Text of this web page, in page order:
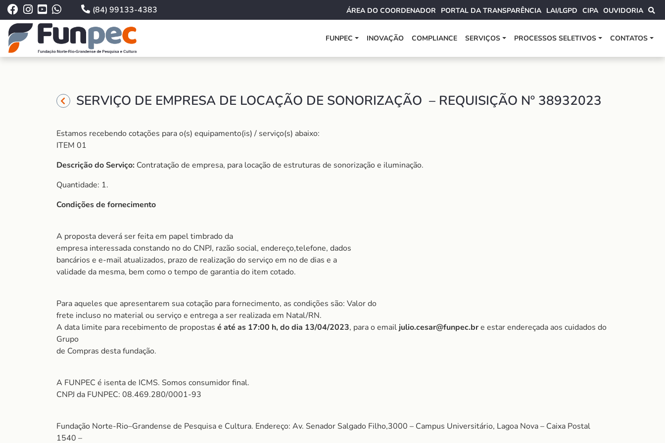
(84) 99133-4383 ÁREA DO COORDENADOR PORTAL DA TRANSPARÊNCIA LAI/LGPD CIPA OUVIDORIA
FUNPEC INOVAÇÃO COMPLIANCE SERVIÇOS PROCESSOS SELETIVOS CONTATOS
SERVIÇO DE EMPRESA DE LOCAÇÃO DE SONORIZAÇÃO – REQUISIÇÃO Nº 38932023
Estamos recebendo cotações para o(s) equipamento(is) / serviço(s) abaixo:
ITEM 01
Descrição do Serviço: Contratação de empresa, para locação de estruturas de sonorização e iluminação.
Quantidade: 1.
Condições de fornecimento
A proposta deverá ser feita em papel timbrado da
empresa interessada constando no do CNPJ, razão social, endereço,telefone, dados
bancários e e-mail atualizados, prazo de realização do serviço em no de dias e a
validade da mesma, bem como o tempo de garantia do item cotado.
Para aqueles que apresentarem sua cotação para fornecimento, as condições são: Valor do
frete incluso no material ou serviço e entrega a ser realizada em Natal/RN.
A data limite para recebimento de propostas é até as 17:00 h, do dia 13/04/2023, para o email julio.cesar@funpec.bre estar endereçada aos cuidados do
Grupo
de Compras desta fundação.
A FUNPEC é isenta de ICMS. Somos consumidor final.
CNPJ da FUNPEC: 08.469.280/0001-93
Fundação Norte-Rio–Grandense de Pesquisa e Cultura. Endereço: Av. Senador Salgado Filho,3000 – Campus Universitário, Lagoa Nova – Caixa Postal
1540 –